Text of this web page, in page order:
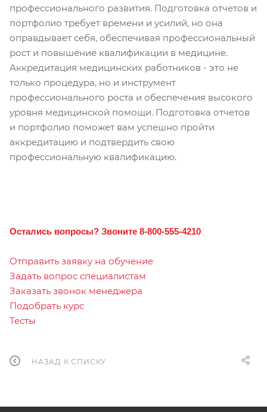
профессионального развития. Подготовка отчетов и
портфолио требует времени и усилий, но она
оправдывает себя, обеспечивая профессиональный
рост и повышение квалификации в медицине.
Аккредитация медицинских работников - это не
только процедура, но и инструмент
профессионального роста и обеспечения высокого
уровня медицинской помощи. Подготовка отчетов
и портфолио поможет вам успешно пройти
аккредитацию и подтвердить свою
профессиональную квалификацию.
Остались вопросы? Звоните 8-800-555-4210
Отправить заявку на обучение
Задать вопрос специалистам
Заказать звонок менеджера
Подобрать курс
Тесты
НАЗАД К СПИСКУ